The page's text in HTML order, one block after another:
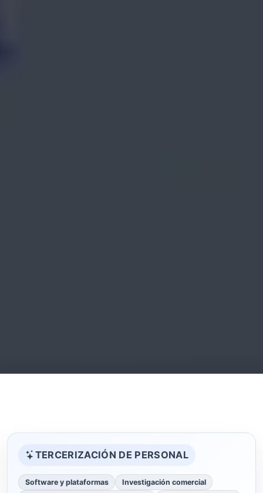
TERCERIZACIÓN DE PERSONAL
Software y plataformas
Investigación comercial